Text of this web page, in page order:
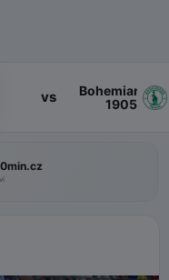
vs
Bohemians
1905